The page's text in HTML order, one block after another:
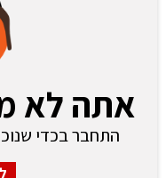
אתה לא
התחבר בכדי